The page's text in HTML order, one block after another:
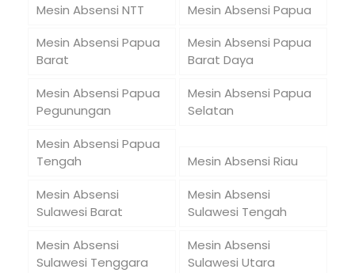
Mesin Absensi NTT
Mesin Absensi Papua
Mesin Absensi Papua
Barat
Mesin Absensi Papua
Barat Daya
Mesin Absensi Papua
Pegunungan
Mesin Absensi Papua
Selatan
Mesin Absensi Papua
Tengah
Mesin Absensi Riau
Mesin Absensi
Sulawesi Barat
Mesin Absensi
Sulawesi Tengah
Mesin Absensi
Sulawesi Tenggara
Mesin Absensi
Sulawesi Utara